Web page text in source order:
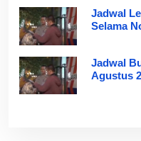
Jadwal
Selama
Jadwal
Agustus